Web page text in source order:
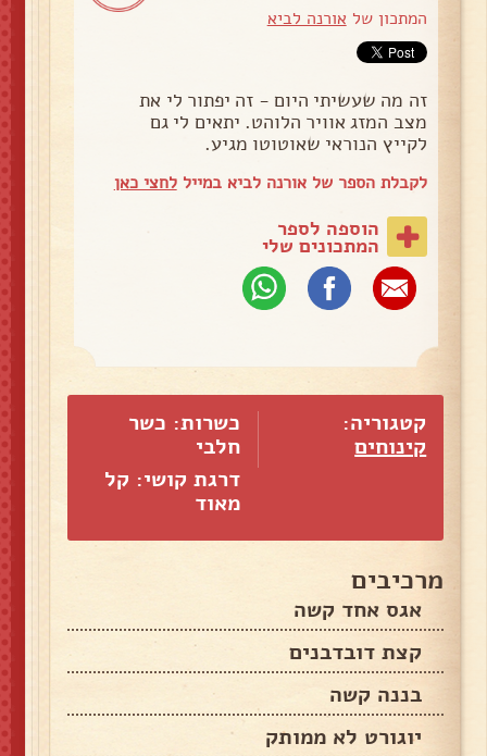
המתכון של אורנה לביא
זה מה שעשיתי היום - זה יפתור לי את
מצב המזג אוויר הלוהט. יתאים לי גם
לקייץ הנוראי שאוטוטו מגיע.
לקבלת הספר של אורנה לביא במייללחצי כאן
הוספה לספר
המתכונים שלי
קטגוריה:
קינוחים
כשרות: כשר
חלבי
דרגת קושי: קל
מאוד
מרכיבים
אגס אחד קשה
קצת דובדבנים
בננה קשה
יוגורט לא ממותק